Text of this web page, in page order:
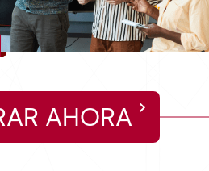
AHORA